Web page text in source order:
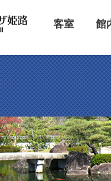
客室 館